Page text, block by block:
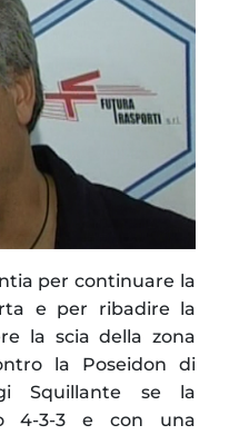
per continuare la
e per ribadire la
la scia della zona
la Poseidon di
Squillante se la
4-3-3 e con una